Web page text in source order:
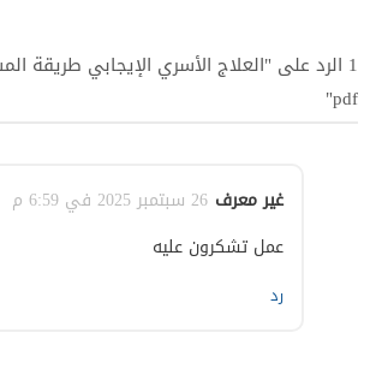
1 الرد على "العلاج الأسري الإيجابي طريقة
pdf"
غير معرف 26 سبتمبر 2025 في 6:59 م
عمل تشكرون عليه
رد